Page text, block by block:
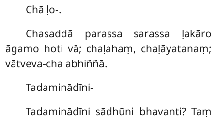
Chā ḷo-.
Chasaddā parassa sarassa ḷakāro
āgamo hoti vā; chaḷahaṃ, chaḷāyatanaṃ;
vātveva-cha abhiññā.
Tadaminādīni-
Tadaminādīni sādhūni bhavanti? Taṃ